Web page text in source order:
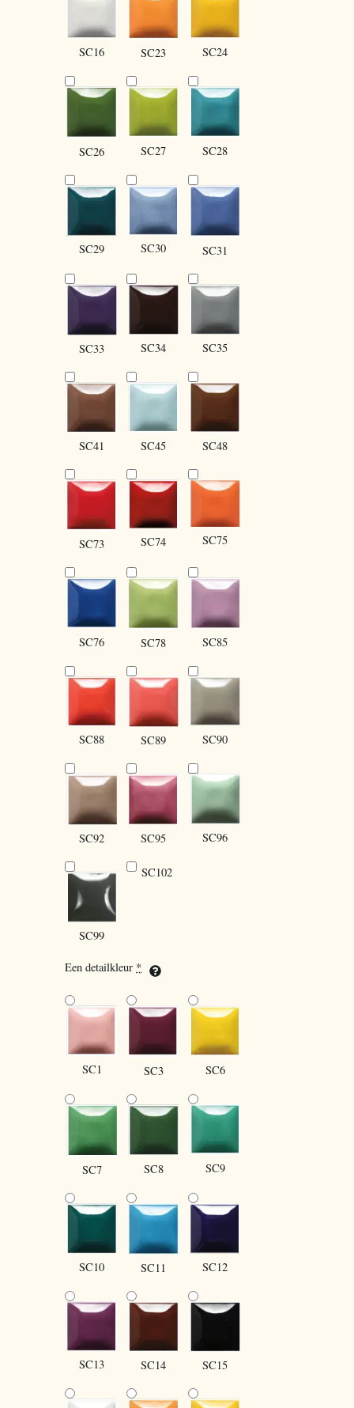
SC16 SC23 SC24
SC26 SC27 SC28
SC29 SC30 SC31
SC33 SC34 SC35
SC41 SC45 SC48
SC73 SC74 SC75
SC76 SC78 SC85
SC88 SC89 SC90
SC92 SC95 SC96
SC99
SC102
Een detailkleur *
SC1 SC3 SC6
SC7 SC8 SC9
SC10 SC11 SC12
SC13 SC14 SC15